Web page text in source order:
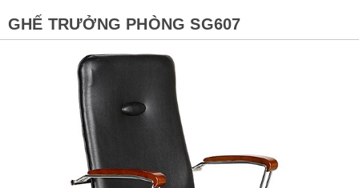
GHẾ TRƯỞNG PHÒNG SG607